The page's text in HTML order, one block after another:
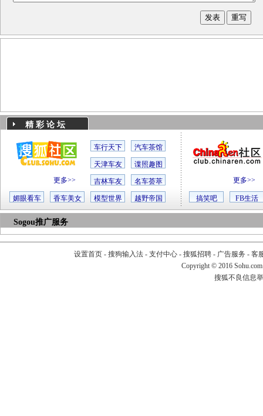
精 彩 论 坛
更多>>
车行天下 汽车茶馆
天津车友 谍照趣图
吉林车友 名车荟萃
媚眼看车 香车美女 模型世界 越野帝国
更多>>
搞笑吧 FB生活
Sogou推广服务
设置首页- 搜狗输入法- 支付中心- 搜狐招聘- 广告服务 - 客
Copyright © 2016
搜狐不良信息